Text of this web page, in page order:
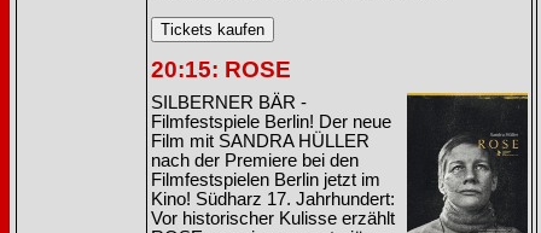
20:15: ROSE
SILBERNER BÄR -
Filmfestspiele Berlin! Der neue
Film mit SANDRA HÜLLER
nach der Premiere bei den
Filmfestspielen Berlin jetzt im
Kino! Südharz 17. Jahrhundert:
Vor historischer Kulisse erzählt